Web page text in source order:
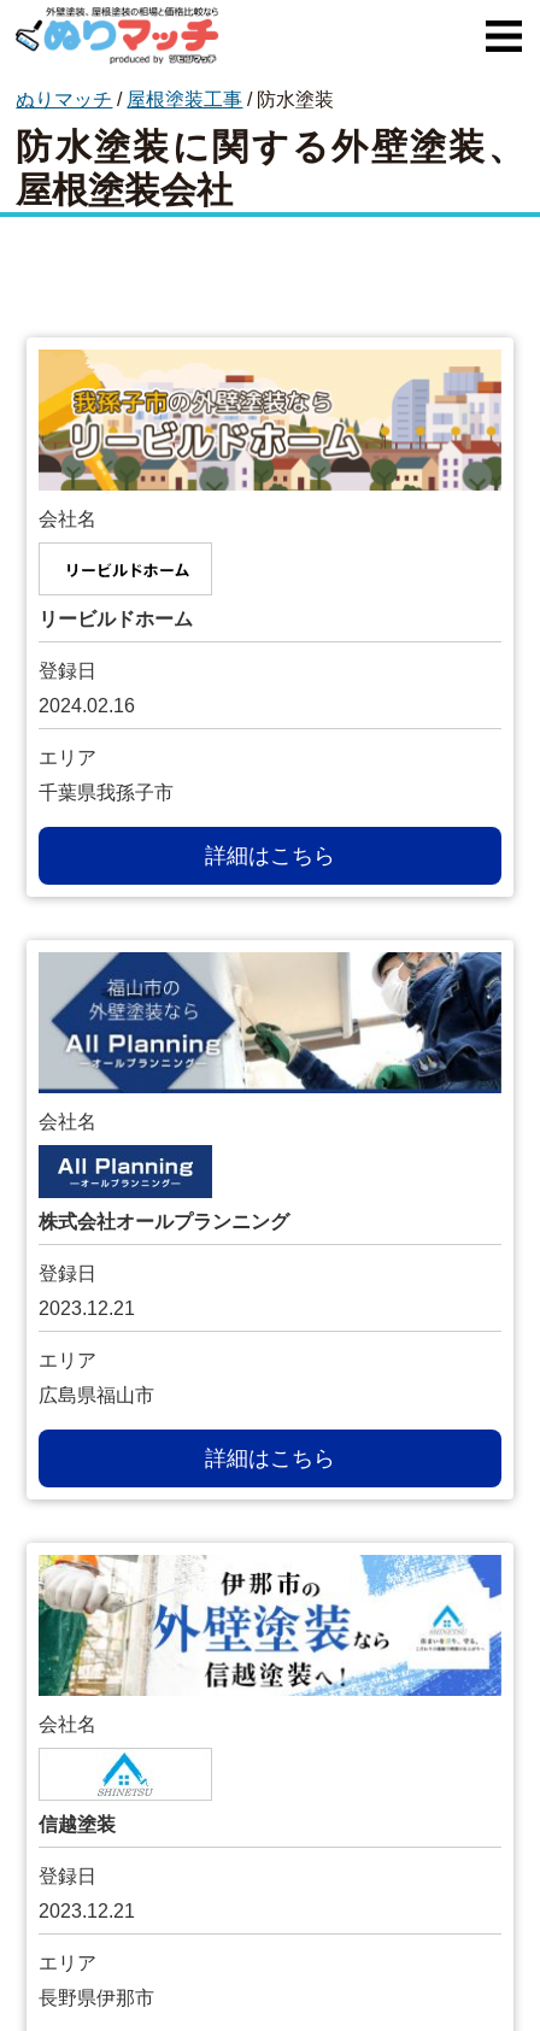
ぬりマッチとは
オススメ企業
屋根塗装
コラム一覧
ぬりマッチ / 屋根塗装工事 / 防水塗装
防水塗装に関する外壁塗装、
屋根塗装会社
会社名
リービルドホーム
登録日
2024.02.16
エリア
千葉県我孫子市
詳細はこちら
会社名
株式会社オールプランニング
登録日
2023.12.21
エリア
広島県福山市
詳細はこちら
会社名
信越塗装
登録日
2023.12.21
エリア
長野県伊那市